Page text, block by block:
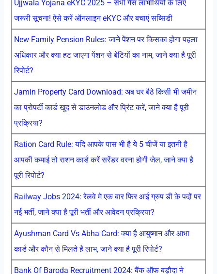
Ujjwala Yojana eKYC 2025 – सभी गैस लाभार्थियों के लिए
जरूरी सूचना! ऐसे करें ऑनलाइन eKYC और बचाएं सब्सिडी
New Family Pension Rules: जाने पेंशन पर किसका होगा पहला
अधिकार और क्या हट जाएगा पेंशन से बेटियों का नाम, जाने क्या है पूरी
रिपोर्ट?
Jamin Property Card Download: अब घर बैठे किसी भी जमीन
का प्रोपर्टी कार्ड खुद से डाउनलोड और प्रिंट करें, जाने क्या है पूरी
प्रक्रिया?
Ration Card Rule: यदि आपके पास भी है ये 5 चीजें या इतनी है
आपकी कमाई तो राशन कार्ड करें सरेंडर वरना होगी जेल, जाने क्या है
पूरी रिपोर्ट?
Railway Jobs 2024: रेलवे मे एक बार फिर आई ग्रुप डी के पदों पर
नई भर्ती, जाने क्या है पूरी भर्ती और आवेदन प्रक्रिया?
Ayushman Card Vs Abha Card: क्या है आयुष्मान और आभा
कार्ड और कौन से मिलते है लाभ, जाने क्या है पूरी रिपोर्ट?
Bank Of Baroda Recruitment 2024: बैंक ऑफ बड़ौदा ने